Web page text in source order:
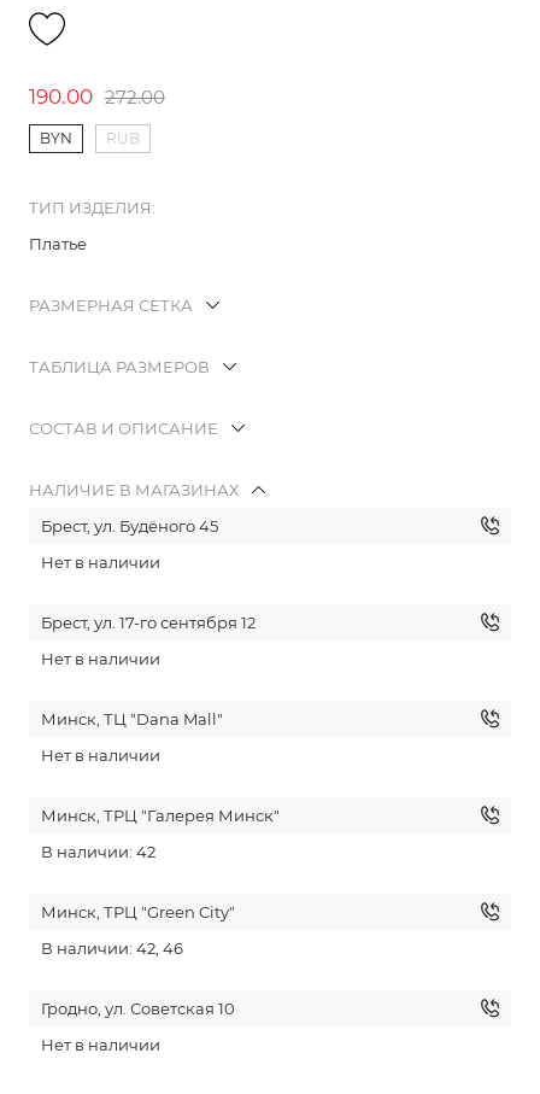
190.00 272.00
BYN RUB
ТИП ИЗДЕЛИЯ:
Платье
РАЗМЕРНАЯ СЕТКА
ТАБЛИЦА РАЗМЕРОВ
СОСТАВ И ОПИСАНИЕ
НАЛИЧИЕ В МАГАЗИНАХ
Брест, ул. Будёного 45
Нет в наличии
Брест, ул. 17-го сентября 12
Нет в наличии
Минск, ТЦ "Dana Mall"
Нет в наличии
Минск, ТРЦ "Галерея Минск"
В наличии: 42
Минск, ТРЦ "Green City"
В наличии: 42, 46
Гродно, ул. Советская 10
Нет в наличии